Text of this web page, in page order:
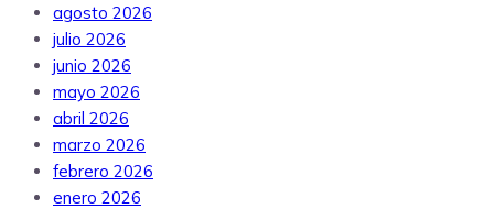
agosto 2026
julio 2026
junio 2026
mayo 2026
abril 2026
marzo 2026
febrero 2026
enero 2026